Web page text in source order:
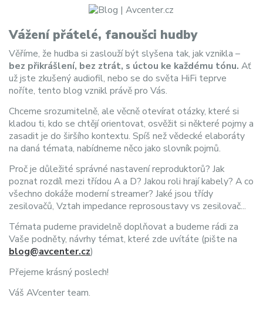
Vážení přátelé, fanoušci hudby
Věříme, že hudba si zaslouží být slyšena tak, jak vznikla –
bez přikrášlení, bez ztrát, s úctou ke každému tónu. Ať
už jste zkušený audiofil, nebo se do světa HiFi teprve
noříte, tento blog vznikl právě pro Vás.
Chceme srozumitelně, ale věcně otevírat otázky, které si
kladou ti, kdo se chtějí orientovat, osvěžit si některé pojmy a
zasadit je do širšího kontextu. Spíš než vědecké elaboráty
na daná témata, nabídneme něco jako slovník pojmů.
Proč je důležité správné nastavení reproduktorů? Jak
poznat rozdíl mezi třídou A a D? Jakou roli hrají kabely? A co
všechno dokáže moderní streamer? Jaké jsou třídy
zesilovačů, Vztah impedance reprosoustavy vs zesilovač...
Témata pudeme pravidelně doplňovat a budeme rádi za
Vaše podněty, návrhy témat, které zde uvítáte (pište na
blog@avcenter.cz)
Přejeme krásný poslech!
Váš AVcenter team.